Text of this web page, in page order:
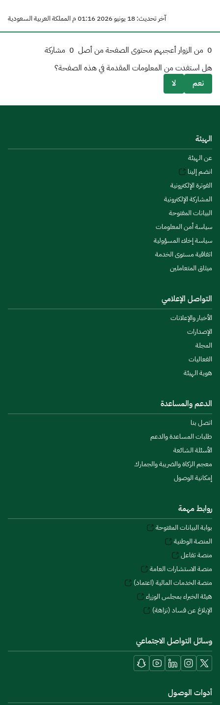
آخر تحديث: 18 يونيو 2026 01:16 م المملكة العربية السعودية
0 من الزوار أعجبهم محتوى الصفحة من أصل 0 مشاركة
هل استفدت من المعلومات المقدمة في هذه الصفحة؟
نعم
لا
الهيئة
عن الهيئة
انضم إلينا
الفوترة الإلكترونية
المشاركة الإلكترونية
البيانات المفتوحة
سياسة أمن المعلومات
سياسة إخلاء المسؤولية
اتفاقية مستوى الخدمة
ميثاق المتعاملين
التواصل الإعلامي
الأخبار والإعلانات
الإصدارات
المجلة
الفعاليات
هوية الهيئة
الدعم والمساعدة
اتصل بنا
طلبات المساعدة والدعم
الأسئلة الشائعة
معجم الزكاة والضريبة والجمارك
إمكانية الوصول
روابط مهمة
بوابة البيانات المفتوحة
المنصة الوطنية
منصة تفاعل
منصة الاستشارات العامة
منصة الخدمات المالية (اعتماد)
هيئة الخبراء بمجلس الوزراء
الإبلاغ عن فساد (نزاهة)
وسائل التواصل الاجتماعي
أدوات الوصول